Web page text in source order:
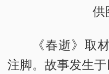
供
《春逝》取
注脚。故事发生